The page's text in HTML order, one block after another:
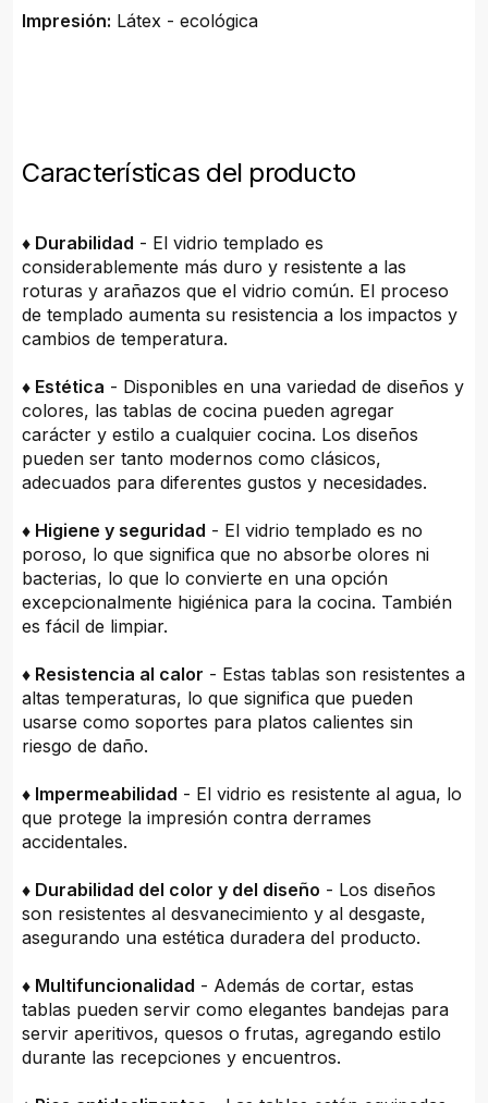
Impresión: Látex - ecológica
Características del producto
♦ Durabilidad - El vidrio templado es
considerablemente más duro y resistente a las
roturas y arañazos que el vidrio común. El proceso
de templado aumenta su resistencia a los impactos y
cambios de temperatura.
♦ Estética - Disponibles en una variedad de diseños y
colores, las tablas de cocina pueden agregar
carácter y estilo a cualquier cocina. Los diseños
pueden ser tanto modernos como clásicos,
adecuados para diferentes gustos y necesidades.
♦ Higiene y seguridad - El vidrio templado es no
poroso, lo que significa que no absorbe olores ni
bacterias, lo que lo convierte en una opción
excepcionalmente higiénica para la cocina. También
es fácil de limpiar.
♦ Resistencia al calor - Estas tablas son resistentes a
altas temperaturas, lo que significa que pueden
usarse como soportes para platos calientes sin
riesgo de daño.
♦ Impermeabilidad - El vidrio es resistente al agua, lo
que protege la impresión contra derrames
accidentales.
♦ Durabilidad del color y del diseño - Los diseños
son resistentes al desvanecimiento y al desgaste,
asegurando una estética duradera del producto.
♦ Multifuncionalidad - Además de cortar, estas
tablas pueden servir como elegantes bandejas para
servir aperitivos, quesos o frutas, agregando estilo
durante las recepciones y encuentros.